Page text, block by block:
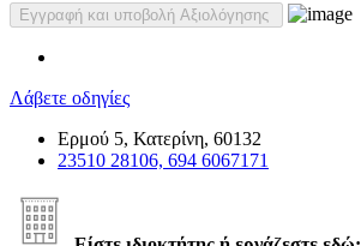
Λάβετε οδηγίες
Ερμού 5, Κατερίνη, 60132
23510 28106, 694 6067171